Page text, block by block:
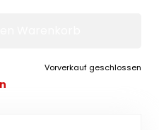
Vorverkauf geschlossen